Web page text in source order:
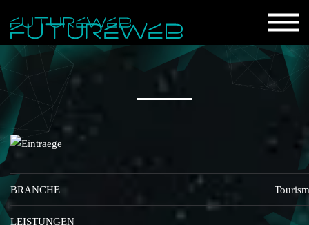
BRANCHE
LEISTUNGEN